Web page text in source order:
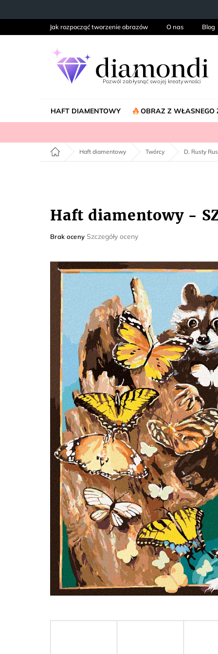
Jak rozpocząć tworzenie obrazów O nas Blog
HAFT DIAMENTOWY OBRAZ Z WŁASNEGO
Home Haft diamentowy Twórcy D. Rusty
Haft diamentowy -
Średnia
wynosi
0,0
na
gwiazdek.
Brak oceny Szczegóły oceny